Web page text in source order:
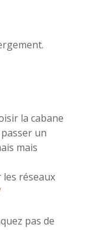
la cabane
un
mais
réseaux
pas de